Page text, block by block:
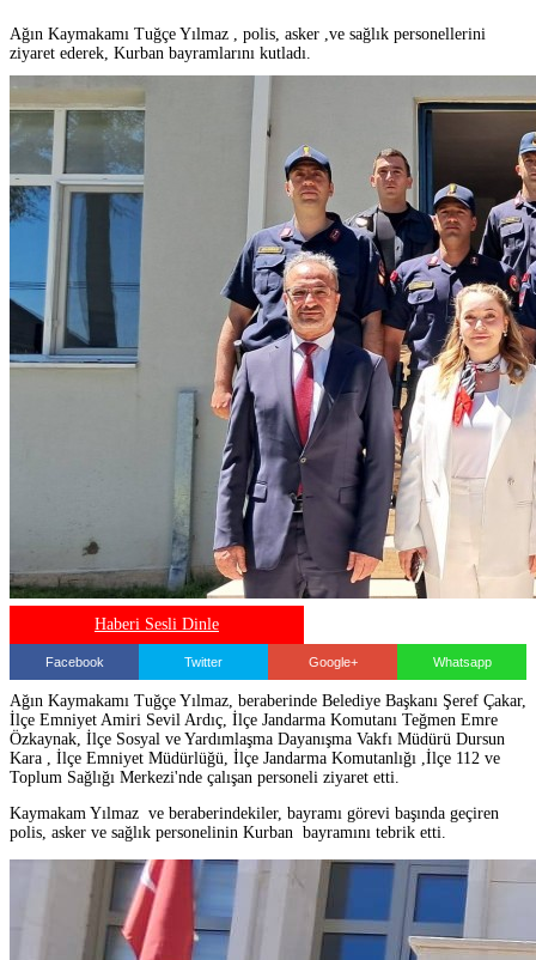
Ağın Kaymakamı Tuğçe Yılmaz , polis, asker ,ve sağlık personellerini
ziyaret ederek, Kurban bayramlarını kutladı.
Haberi Sesli Dinle
Facebook Twitter Google+ Whatsapp
Ağın Kaymakamı Tuğçe Yılmaz, beraberinde Belediye Başkanı Şeref Çakar,
İlçe Emniyet Amiri Sevil Ardıç, İlçe Jandarma Komutanı Teğmen Emre
Özkaynak, İlçe Sosyal ve Yardımlaşma Dayanışma Vakfı Müdürü Dursun
Kara , İlçe Emniyet Müdürlüğü, İlçe Jandarma Komutanlığı ,İlçe 112 ve
Toplum Sağlığı Merkezi'nde çalışan personeli ziyaret etti.
Kaymakam Yılmaz ve beraberindekiler, bayramı görevi başında geçiren
polis, asker ve sağlık personelinin Kurban bayramını tebrik etti.